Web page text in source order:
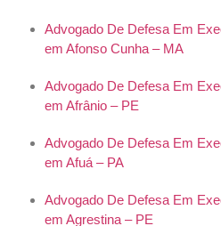
Advogado De Defesa Em
em Afonso Cunha – MA
Advogado De Defesa Em
em Afrânio – PE
Advogado De Defesa Em
em Afuá – PA
Advogado De Defesa Em
em Agrestina – PE